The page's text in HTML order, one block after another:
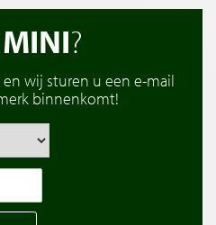
MINI?
wij sturen u een e-mail
binnenkomt!